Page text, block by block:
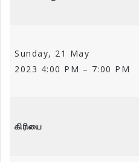
Sunday, 21 May
2023 4:00 PM – 7:00 PM
கிரியை